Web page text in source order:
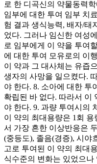
로 한 디곡신의 약물동력
임부에 대한 투여 임부 치
험 결과 생식능력, 배자/태
었다. 그러나 임신한 여성
로 임부에게 이 약을 투여
에 대한 투여 모유로의 이
이 약과 그 대사체는 유즙
생자의 사망을 일으켰다.
야 한다. 8. 소아에 대한 투
확립된 바 없다. 따라서 이
야 한다. 9. 과량 투여시의
이 약의 최대용량은 1회 용
서 가장 흔한 이상반응은
(중등도), 졸음(경증), 시야
고로 투여된 이 약의 최대
식수준의 변화는 있었으